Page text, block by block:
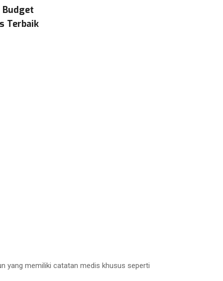
Budget
Terbaik
yang memiliki catatan medis khusus seperti